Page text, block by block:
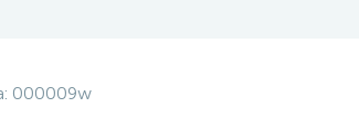
000009w